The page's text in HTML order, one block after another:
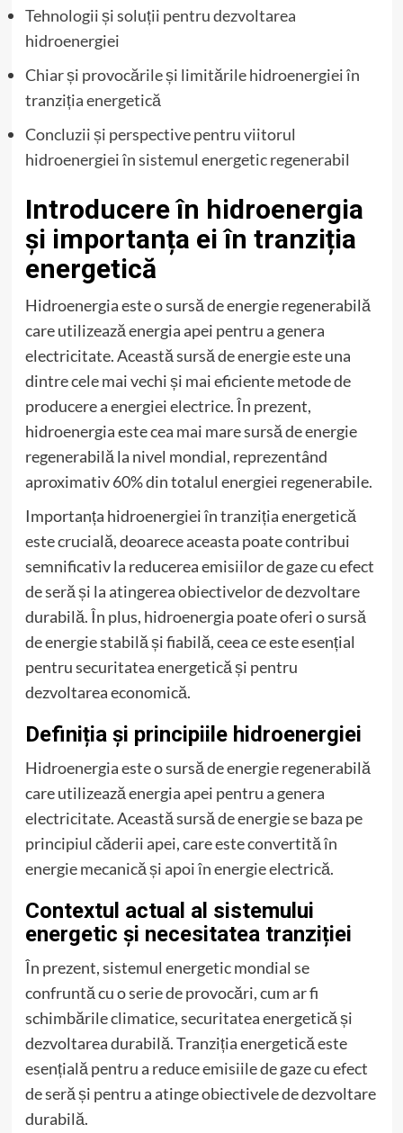
Tehnologii și soluții pentru dezvoltarea
hidroenergiei
Chiar și provocările și limitările hidroenergiei în
tranziția energetică
Concluzii și perspective pentru viitorul
hidroenergiei în sistemul energetic regenerabil
Introducere în hidroenergia
și importanța ei în tranziția
energetică
Hidroenergia este o sursă de energie regenerabilă
care utilizează energia apei pentru a genera
electricitate. Această sursă de energie este una
dintre cele mai vechi și mai eficiente metode de
producere a energiei electrice. În prezent,
hidroenergia este cea mai mare sursă de energie
regenerabilă la nivel mondial, reprezentând
aproximativ 60% din totalul energiei regenerabile.
Importanța hidroenergiei în tranziția energetică
este crucială, deoarece aceasta poate contribui
semnificativ la reducerea emisiilor de gaze cu efect
de seră și la atingerea obiectivelor de dezvoltare
durabilă. În plus, hidroenergia poate oferi o sursă
de energie stabilă și fiabilă, ceea ce este esențial
pentru securitatea energetică și pentru
dezvoltarea economică.
Definiția și principiile hidroenergiei
Hidroenergia este o sursă de energie regenerabilă
care utilizează energia apei pentru a genera
electricitate. Această sursă de energie se baza pe
principiul căderii apei, care este convertită în
energie mecanică și apoi în energie electrică.
Contextul actual al sistemului
energetic și necesitatea tranziției
În prezent, sistemul energetic mondial se
confruntă cu o serie de provocări, cum ar fi
schimbările climatice, securitatea energetică și
dezvoltarea durabilă. Tranziția energetică este
esențială pentru a reduce emisiile de gaze cu efect
de seră și pentru a atinge obiectivele de dezvoltare
durabilă.